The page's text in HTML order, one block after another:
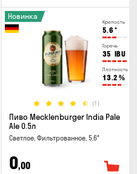
Крепость
5.6 °
Горечь
35 IBU
Плотность
13.2 %
(1)
Новинка
Пиво Mecklenburger India Pale
Ale 0.5л
Светлое, Фильтрованное, 5.6°
0,00